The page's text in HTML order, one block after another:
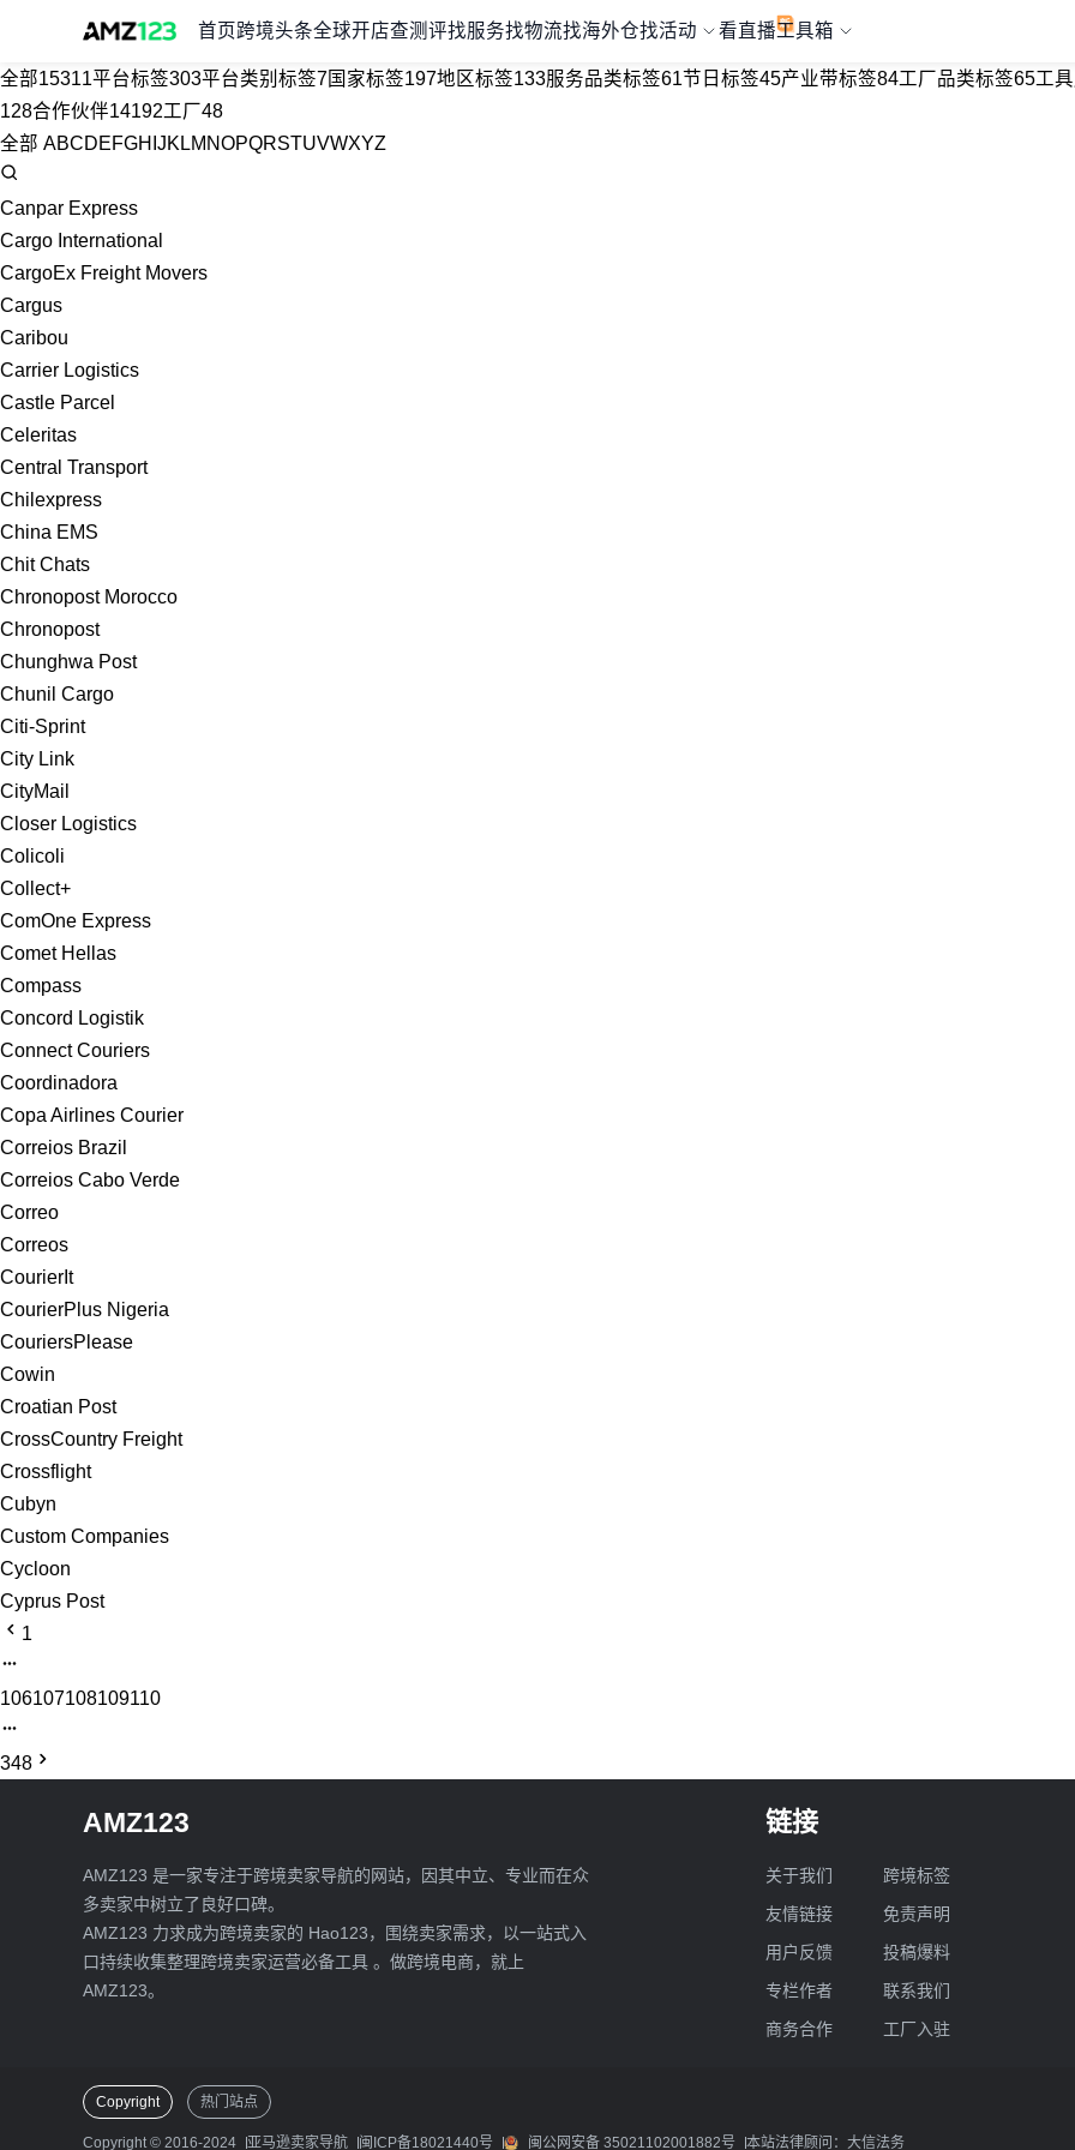
首页 跨境头条全球开店查测评找服务找物流找海外仓找活动 看直播工具箱
全部15311平台标签303平台类别标签7国家标签197地区标签133服务品类标签61节日标签45产业带标签84工厂品类标签65工
128合作伙伴14192工厂48
全部 ABCDEFGH JK LM NOPQRSTUVWXYZ
Canpar Express
Cargo International
CargoEx Freight Movers
Cargus
Caribou
Carrier Logistics
Castle Parcel
Celeritas
Central Transport
Chilexpress
China EMS
Chit Chats
Chronopost Morocco
Chronopost
Chunghwa Post
Chunil Cargo
Citi-Sprint
City Link
CityMail
Closer Logistics
Colicoli
Collect+
ComOne Express
Comet Hellas
Compass
Concord Logistik
Connect Couriers
Coordinadora
Copa Airlines Courier
Correios Brazil
Correios Cabo Verde
Correo
Correos
CourierIt
CourierPlus Nigeria
CouriersPlease
Cowin
Croatian Post
CrossCountry Freight
Crossflight
Cubyn
Custom Companies
Cycloon
Cyprus Post
1
106107108109110
348
AMZ123
AMZ123 是一家专注于跨境卖家导航的网站，因其中立、专业而在众
多卖家中树立了良好口碑。
AMZ123 力求成为跨境卖家的 Hao123，围绕卖家需求，以一站式入
口持续收集整理跨境卖家运营必备工具 。做跨境电商，就上
AMZ123。
链接
关于我们
跨境标签
友情链接
免责声明
用户反馈
投稿爆料
专栏作者
联系我们
商务合作
工厂入驻
Copyright 热门站点
Copyright © 2016-2024 亚马逊卖家导航 闽ICP备18021440号 闽公网安备 35021102001882号 本站法律顾问：大信法务